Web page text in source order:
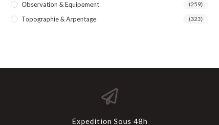
Observation & Equipement (259)
Topographie & Arpentage (323)
Expedition Sous 48h